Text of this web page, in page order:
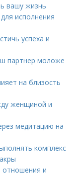
вашу жизнь
исполнения
успеха и
партнер моложе
на близость
женщиной и
медитацию на
комплекс
отношения и